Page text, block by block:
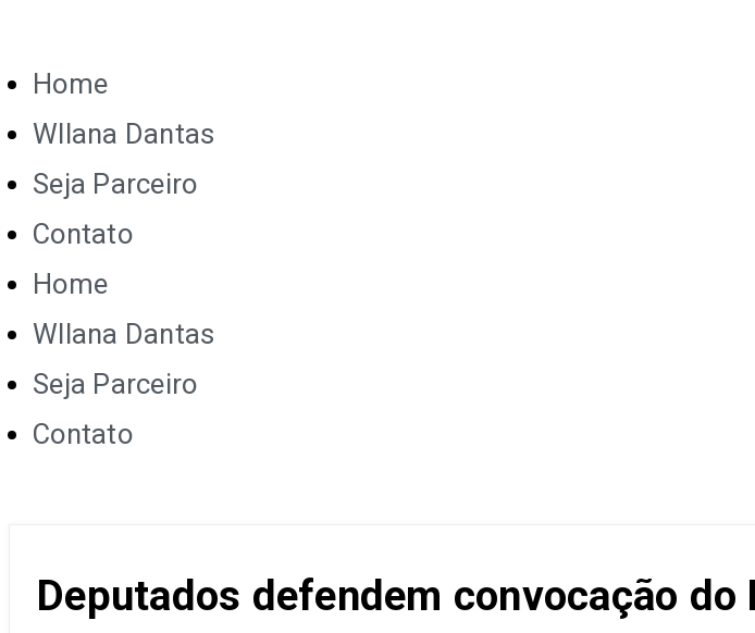
Home
Wllana Dantas
Seja Parceiro
Contato
Home
Wllana Dantas
Seja Parceiro
Contato
Deputados defendem convocação do